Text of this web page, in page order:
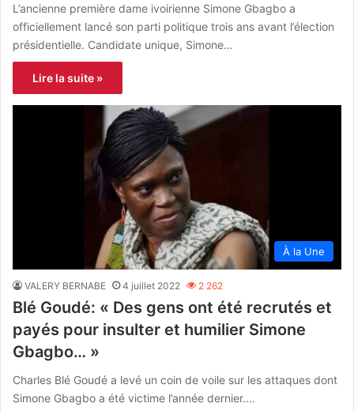
L’ancienne première dame ivoirienne Simone Gbagbo a
officiellement lancé son parti politique trois ans avant l’élection
présidentielle. Candidate unique, Simone…
Lire la suite »
À la Une
VALERY BERNABE 4 juillet 2022 2 262
Blé Goudé: « Des gens ont été recrutés et
payés pour insulter et humilier Simone
Gbagbo… »
Charles Blé Goudé a levé un coin de voile sur les attaques dont
Simone Gbagbo a été victime l’année dernier.…